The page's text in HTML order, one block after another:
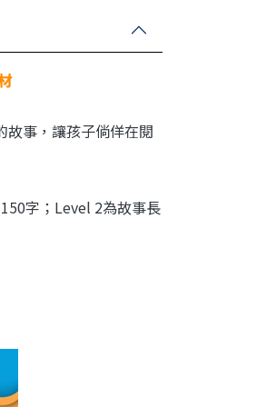
事，讓孩子倘佯在閱
字；Level 2為故事長